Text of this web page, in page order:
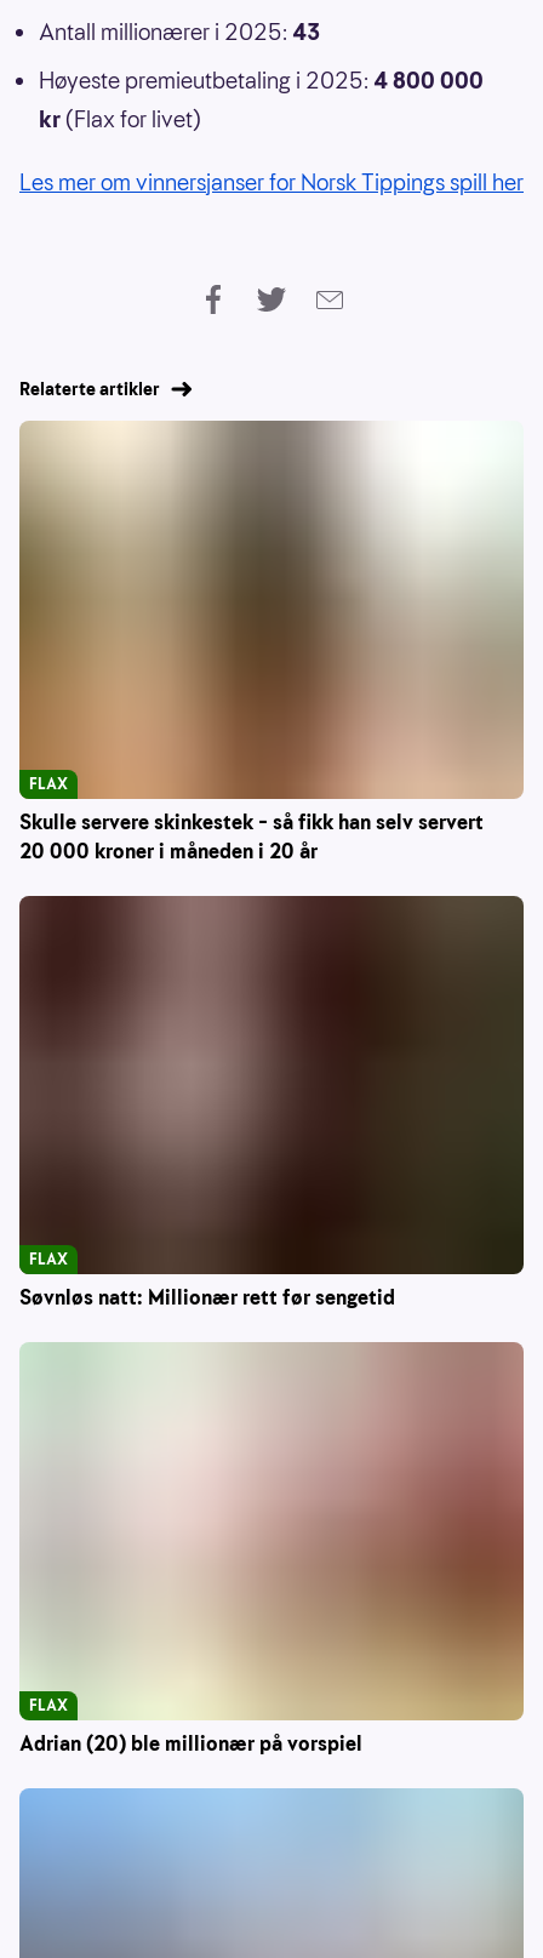
Antall millionærer i 2025: 43
Høyeste premieutbetaling i 2025: 4 800 000
kr (Flax for livet)
Les mer om vinnersjanser for Norsk Tippings spill her
Relaterte artikler
Skulle servere skinkestek – så fikk han selv servert
20 000 kroner i måneden i 20 år
FLAX
Søvnløs natt: Millionær rett før sengetid
FLAX
Adrian (20) ble millionær på vorspiel
FLAX